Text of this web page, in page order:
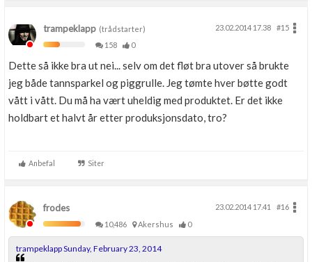
trampeklapp (trådstarter) 23.02.2014 17.38
#15
158
0
Dette så ikke bra ut nei... selv om det fløt bra utover så brukte
jeg både tannsparkel og piggrulle. Jeg tømte hver bøtte godt
vått i vått. Du må ha vært uheldig med produktet. Er det ikke
holdbart et halvt år etter produksjonsdato, tro?
Anbefal Siter
frodes 23.02.2014 17.41
#16
10,486
Akershus 0
trampeklapp Sunday, February 23, 2014